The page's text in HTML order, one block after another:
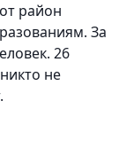
район
За
26
не